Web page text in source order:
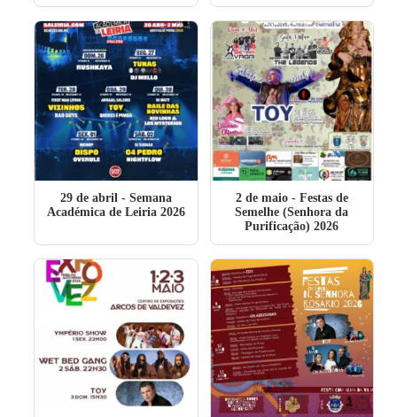
29 de abril- Semana
Académica de Leiria 2026
2 de maio- Festas de
Semelhe (Senhora da
Purificação) 2026